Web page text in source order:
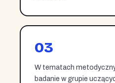
03
W tematach
badanie w grupie